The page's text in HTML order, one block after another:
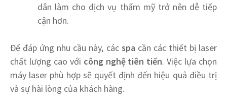
dân làm cho dịch vụ thẩm mỹ trở nên dễ tiếp
cận hơn.
Để đáp ứng nhu cầu này, các spa cần các thiết bị laser
chất lượng cao với công nghệ tiên tiến. Việc lựa chọn
máy laser phù hợp sẽ quyết định đến hiệu quả điều trị
và sự hài lòng của khách hàng.